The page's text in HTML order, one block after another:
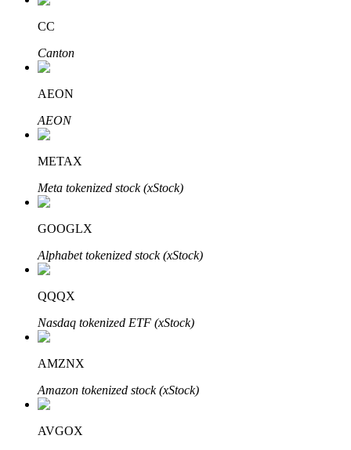
Otomatik Yatırım
Uzun vadeli kâr ve esnek çıkarlar elde edin
Stake Etmeyi Öğrenin
CC
Canton
AEON
AEON
METAX
Meta tokenized stock (xStock)
GOOGLX
Alphabet tokenized stock (xStock)
QQQX
Nasdaq tokenized ETF (xStock)
AMZNX
Amazon tokenized stock (xStock)
AVGOX